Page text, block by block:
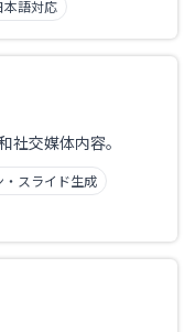
本語対応
社交媒体内容。
・スライド生成